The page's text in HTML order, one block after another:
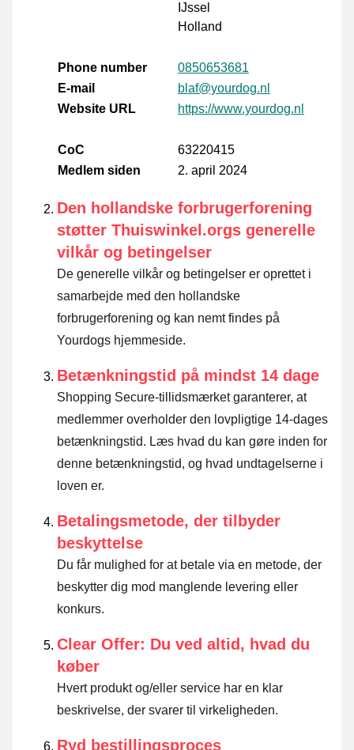
IJssel
Holland
Phone number
0850653681
E-mail
blaf@yourdog.nl
Website URL
https://www.yourdog.nl
CoC
63220415
Medlem siden
2. april 2024
Den hollandske forbrugerforening
støtter Thuiswinkel.orgs generelle
vilkår og betingelser
De generelle vilkår og betingelser er oprettet i
samarbejde med den hollandske
forbrugerforening og kan nemt findes på
Yourdogs hjemmeside.
Betænkningstid på mindst 14 dage
Shopping Secure-tillidsmærket garanterer, at
medlemmer overholder den lovpligtige 14-dages
betænkningstid. Læs hvad du kan gøre inden for
denne betænkningstid, og hvad undtagelserne i
loven er.
Betalingsmetode, der tilbyder
beskyttelse
Du får mulighed for at betale via en metode, der
beskytter dig mod manglende levering eller
konkurs.
Clear Offer: Du ved altid, hvad du
køber
Hvert produkt og/eller service har en klar
beskrivelse, der svarer til virkeligheden.
Ryd bestillingsproces